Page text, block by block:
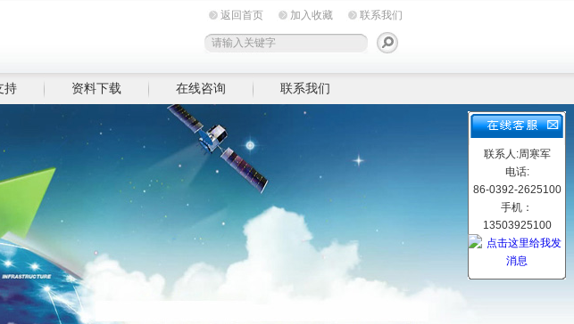
返回首页 加入收藏 联系我们
持 资料下载 在线咨询 联系我们
联系人:周寒军
电话:
86-0392-2625100
手机：
13503925100